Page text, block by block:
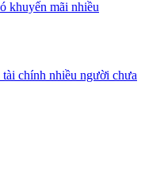
khuyến mãi nhiều
chính nhiều người chưa